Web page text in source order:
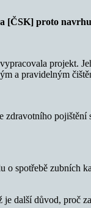
[ČSK] proto
vypracovala projekt.
a pravidelným
zdravotního pojištění
spotřebě zubních
další důvod, proč